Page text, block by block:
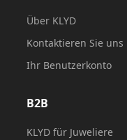
Über KLYD
Kontaktieren Sie uns
Ihr Benutzerkonto
B2B
KLYD für Juweliere